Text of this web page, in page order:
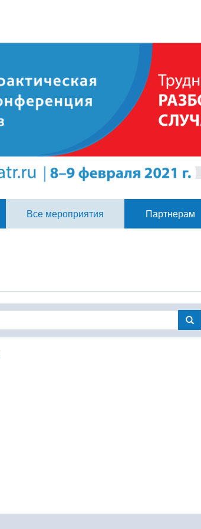
Все мероприятия Партнерам